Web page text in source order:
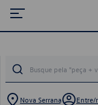
Nova Serrana Entre/